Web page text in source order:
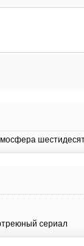
сериал